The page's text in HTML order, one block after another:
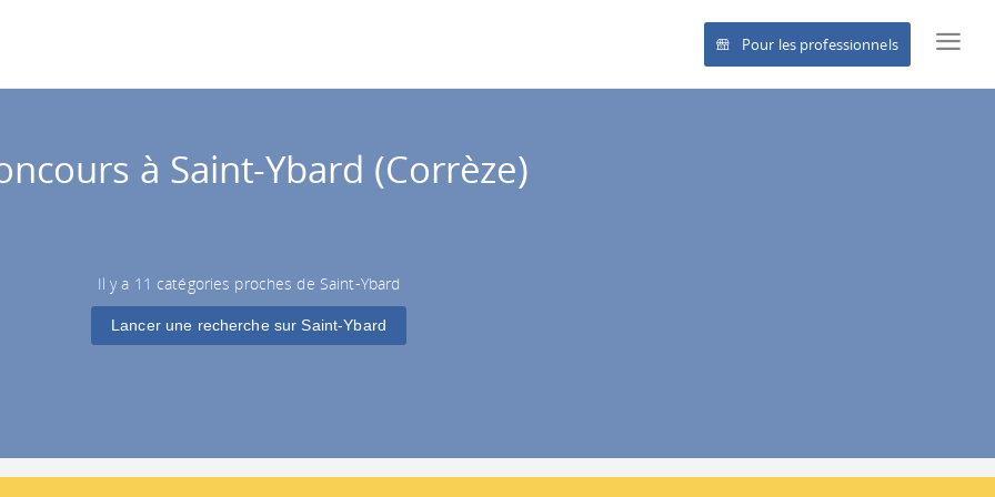
Pour les professionnels
à Saint-Ybard (Corrèze)
Il y a 11 catégories proches de Saint-Ybard
Lancer une recherche sur Saint-Ybard